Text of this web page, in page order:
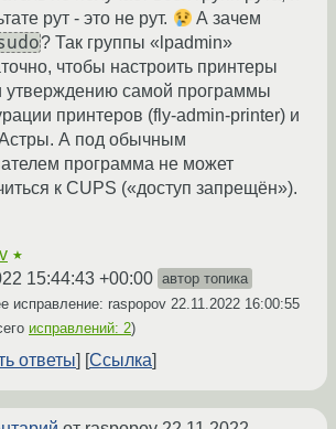
рут - это не рут.
А зачем
? Так группы «lpadmin»
чтобы настроить принтеры
утверждению самой программы
принтеров (fly-admin-printer) и
А под обычным
программа не может
к CUPS («доступ запрещён»).
★
15:44:43 +00:00 автор топика
исправление: raspopov 22.11.2022 16:00:55
исправлений: 2)
ответы Ссылка